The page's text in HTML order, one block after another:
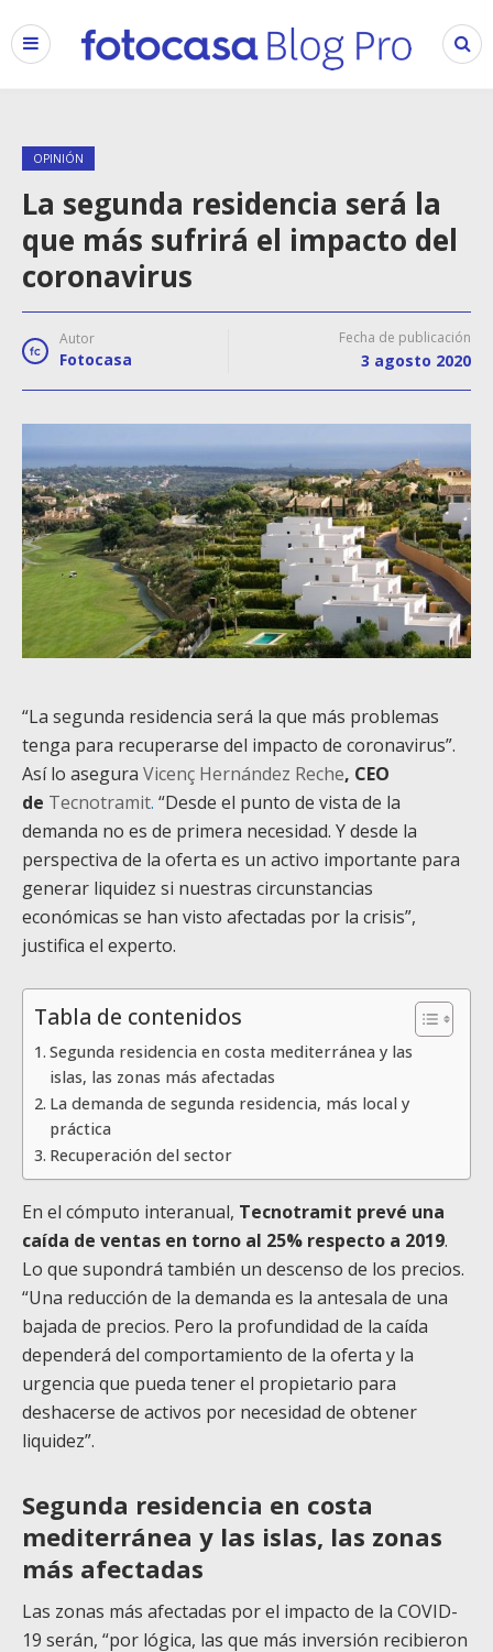
OPINIÓN
La segunda residencia será la
que más sufrirá el impacto del
coronavirus
Autor
Fotocasa
Fecha de publicación
3 agosto 2020
“La segunda residencia será la que más problemas
tenga para recuperarse del impacto de coronavirus”.
Así lo asegura Vicenç Hernández Reche, CEO
de Tecnotramit. “Desde el punto de vista de la
demanda no es de primera necesidad. Y desde la
perspectiva de la oferta es un activo importante para
generar liquidez si nuestras circunstancias
económicas se han visto afectadas por la crisis”,
justifica el experto.
Tabla de contenidos
Segunda residencia en costa mediterránea y las
islas, las zonas más afectadas
La demanda de segunda residencia, más local y
práctica
Recuperación del sector
En el cómputo interanual, Tecnotramit prevé una
caída de ventas en torno al 25% respecto a 2019.
Lo que supondrá también un descenso de los precios.
“Una reducción de la demanda es la antesala de una
bajada de precios. Pero la profundidad de la caída
dependerá del comportamiento de la oferta y la
urgencia que pueda tener el propietario para
deshacerse de activos por necesidad de obtener
liquidez”.
Segunda residencia en costa
mediterránea y las islas, las zonas
más afectadas
Las zonas más afectadas por el impacto de la COVID-
19 serán, “por lógica, las que más inversión recibieron